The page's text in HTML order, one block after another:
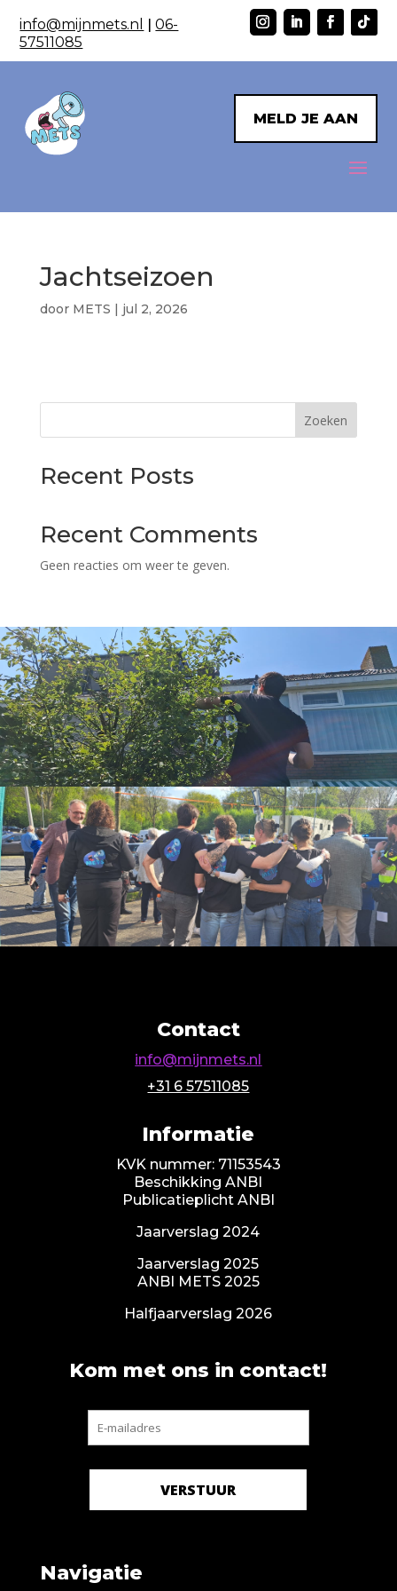
info@mijnmets.nl |06-
57511085
MELD JE AAN
Jachtseizoen
door METS jul 2, 2026
Zoeken
Recent Posts
Recent Comments
Geen reacties om weer te geven.
Contact
info@mijnmets.nl
+31 6 57511085
Informatie
KVK nummer: 71153543
Beschikking ANBI
Publicatieplicht ANBI
Jaarverslag 2024
Jaarverslag 2025
ANBI METS 2025
Halfjaarverslag 2026
Kom met ons in contact!
Navigatie